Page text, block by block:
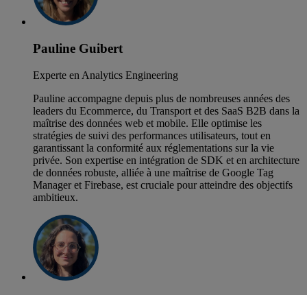
Pauline Guibert
Experte en Analytics Engineering
Pauline accompagne depuis plus de nombreuses années des
leaders du Ecommerce, du Transport et des SaaS B2B dans la
maîtrise des données web et mobile. Elle optimise les
stratégies de suivi des performances utilisateurs, tout en
garantissant la conformité aux réglementations sur la vie
privée. Son expertise en intégration de SDK et en architecture
de données robuste, alliée à une maîtrise de Google Tag
Manager et Firebase, est cruciale pour atteindre des objectifs
ambitieux.